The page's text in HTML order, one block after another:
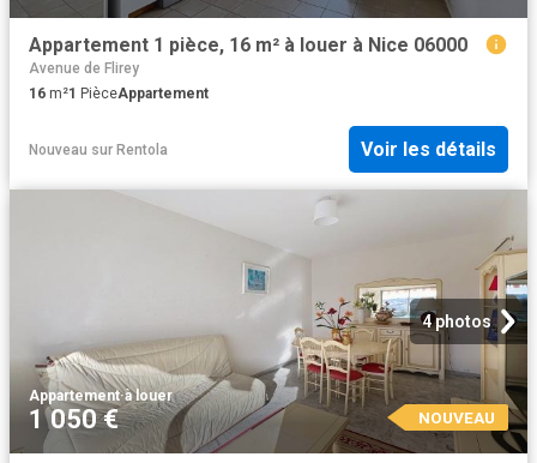
Appartement 1 pièce, 16 m² à louer à Nice 06000
Avenue de Flirey
16 m²1 PièceAppartement
Nouveau sur Rentola Voir les détails
4 photos
Appartement·à louer
1 050 € NOUVEAU